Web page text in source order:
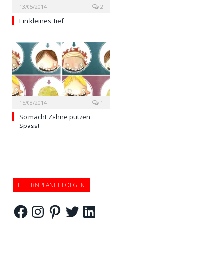
13/05/2014 2
Ein kleines Tief
15/08/2014 1
So macht Zähne putzen
Spass!
ELTERNPLANET FOLGEN
FacebookInstagramPinterestTwitterLinkedIn